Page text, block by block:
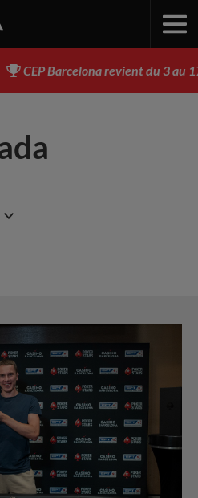
Barcelona revient du 3 au 17